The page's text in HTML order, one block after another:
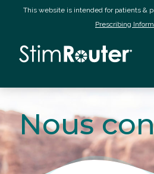
This website is intended for patients &
Prescribing
Nous